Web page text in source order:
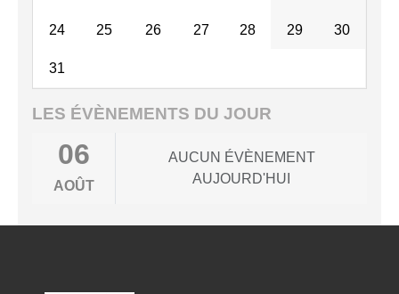
24 25 26 27 28 29 30
31
LES ÉVÈNEMENTS DU JOUR
06
AOÛT
AUCUN ÉVÈNEMENT
AUJOURD'HUI